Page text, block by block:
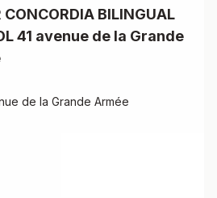
CONCORDIA BILINGUAL
41 avenue de la Grande
de la Grande Armée